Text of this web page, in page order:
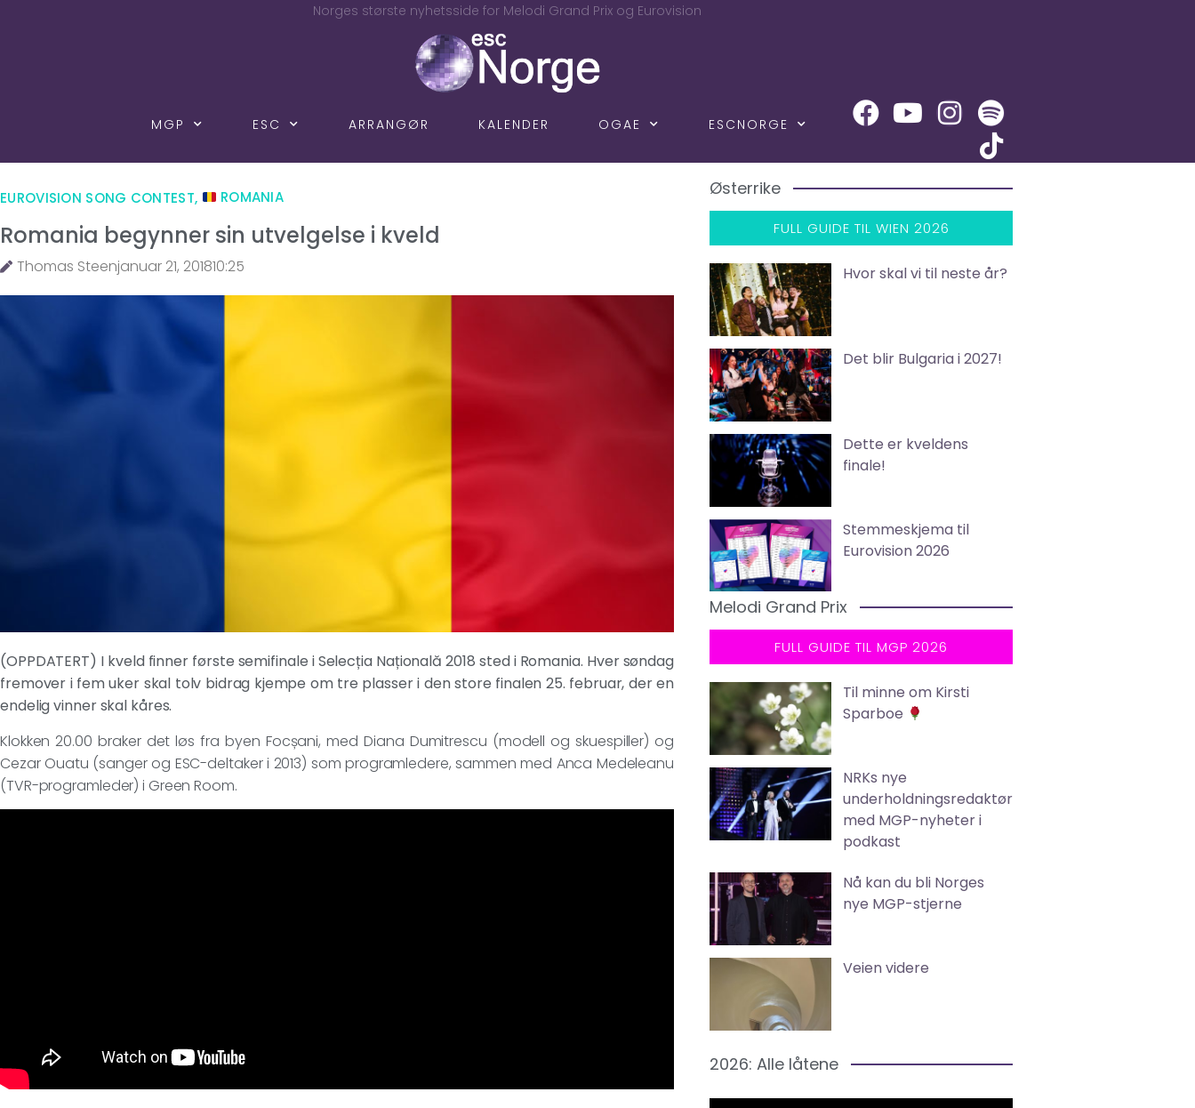
Norges største nyhetsside for Melodi Grand Prix og Eurovision
MGP ESC ARRANGØR KALENDER OGAE ESCNORGE
EUROVISION SONG CONTEST, ROMANIA
Romania begynner sin utvelgelse i kveld
Thomas Steenjanuar 21, 201810:25
(OPPDATERT) I kveld finner første semifinale i Selecția Națională 2018 sted i Romania. Hver søndag
fremover i fem uker skal tolv bidrag kjempe om tre plasser i den store finalen 25. februar, der en
endelig vinner skal kåres.
Klokken 20.00 braker det løs fra byen Focșani, med Diana Dumitrescu (modell og skuespiller) og
Cezar Ouatu (sanger og ESC-deltaker i 2013) som programledere, sammen med Anca Medeleanu
(TVR-programleder) i Green Room.
Østerrike
FULL GUIDE TIL WIEN 2026
Hvor skal vi til neste år?
Det blir Bulgaria i 2027!
Dette er kveldens
finale!
Stemmeskjema til
Eurovision 2026
Melodi Grand Prix
FULL GUIDE TIL MGP 2026
Til minne om Kirsti
Sparboe
NRKs nye
underholdningsredaktør
med MGP-nyheter i
podkast
Nå kan du bli Norges
nye MGP-stjerne
Veien videre
2026: Alle låtene